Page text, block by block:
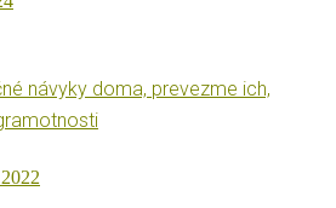
návyky doma, prevezme ich,